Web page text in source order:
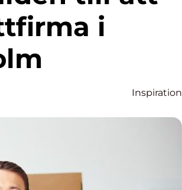
i
Inspiration